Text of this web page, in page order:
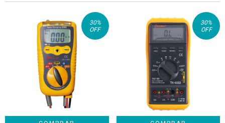
30%
OFF
30%
OFF